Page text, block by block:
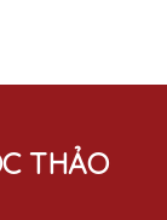
THẢO